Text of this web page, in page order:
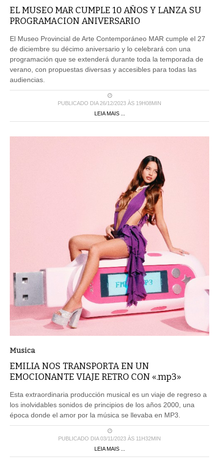
EL MUSEO MAR CUMPLE 10 AÑOS Y LANZA SU
PROGRAMACION ANIVERSARIO
El Museo Provincial de Arte Contemporáneo MAR cumple el 27
de diciembre su décimo aniversario y lo celebrará con una
programación que se extenderá durante toda la temporada de
verano, con propuestas diversas y accesibles para todas las
audiencias.
PUBLICADO DIA 26/12/2023 ÀS 19H08MIN
LEIA MAIS ...
Musica
EMILIA NOS TRANSPORTA EN UN
EMOCIONANTE VIAJE RETRO CON «.mp3»
Esta extraordinaria producción musical es un viaje de regreso a
los inolvidables sonidos de principios de los años 2000, una
época donde el amor por la música se llevaba en MP3.
PUBLICADO DIA 03/11/2023 ÀS 11H32MIN
LEIA MAIS ...